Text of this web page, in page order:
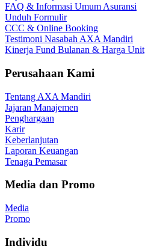
FAQ & Informasi Umum Asuransi
Unduh Formulir
CCC & Online Booking
Testimoni Nasabah AXA Mandiri
Kinerja Fund Bulanan & Harga Unit
Perusahaan Kami
Tentang AXA Mandiri
Jajaran Manajemen
Penghargaan
Karir
Keberlanjutan
Laporan Keuangan
Tenaga Pemasar
Media dan Promo
Media
Promo
Individu